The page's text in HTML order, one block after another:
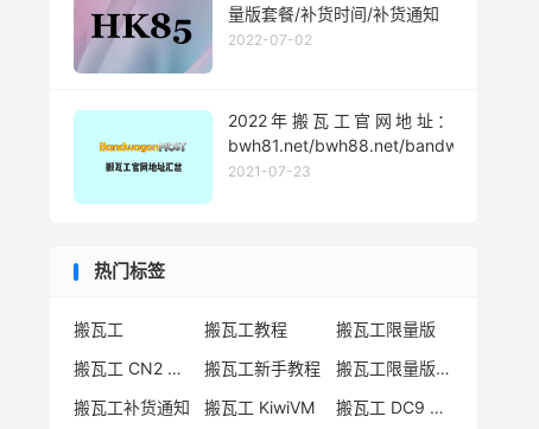
量版套餐/补货时间/补货通知
2022-07-02
2022年搬瓦工官网地址：
bwh81.net/bwh88.net/
2021-07-23
热门标签
搬瓦工 搬瓦工教程
搬瓦工限量版
搬瓦工 CN2 GIA
搬瓦工新手教程
搬瓦工限量版套餐
搬瓦工补货通知
搬瓦工 KiwiVM
搬瓦工 DC9 CN2 GIA